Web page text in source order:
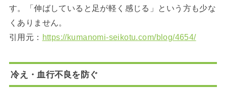
す。「伸ばしていると足が軽く感じる」という方も少な
くありません。
引用元： https://kumanomi-seikotu.com/blog/4654/
冷え・血行不良を防ぐ